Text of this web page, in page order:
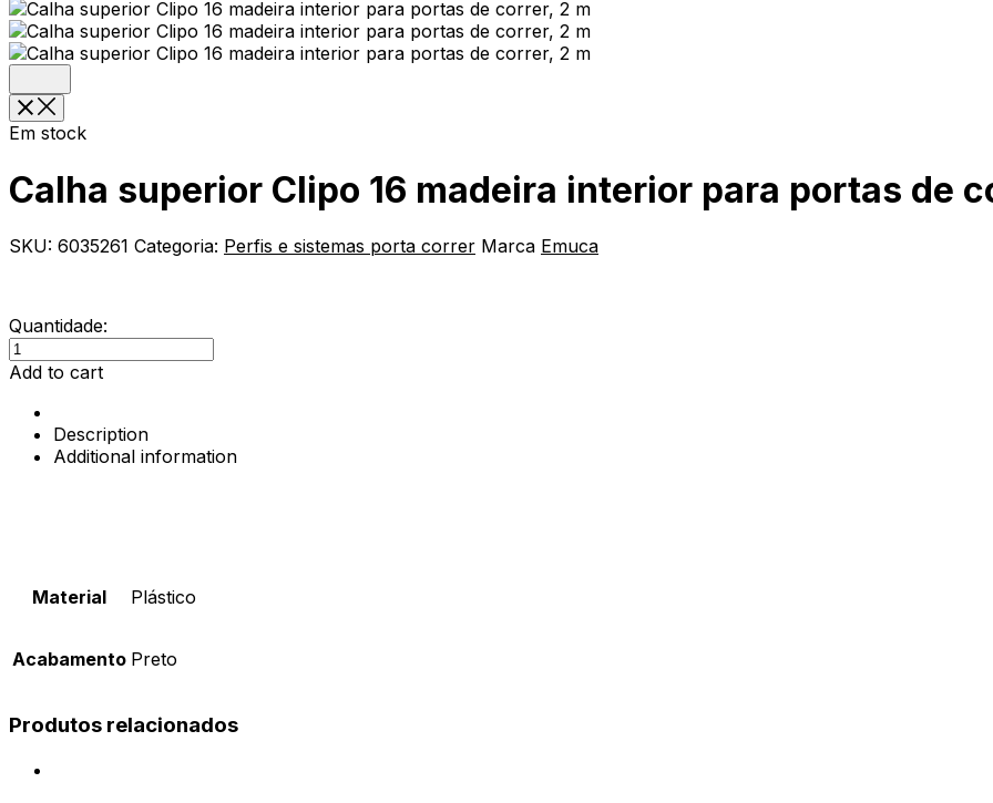
Em stock
Calha superior Clipo 16 madeira interior para portas de
SKU: 6035261 Categoria: Perfis e sistemas porta correr Marca Emuca
Quantidade:
Calha
superior
madeira
interior
Add to cart
Description
Additional information
Material Plástico
Acabamento Preto
Produtos relacionados